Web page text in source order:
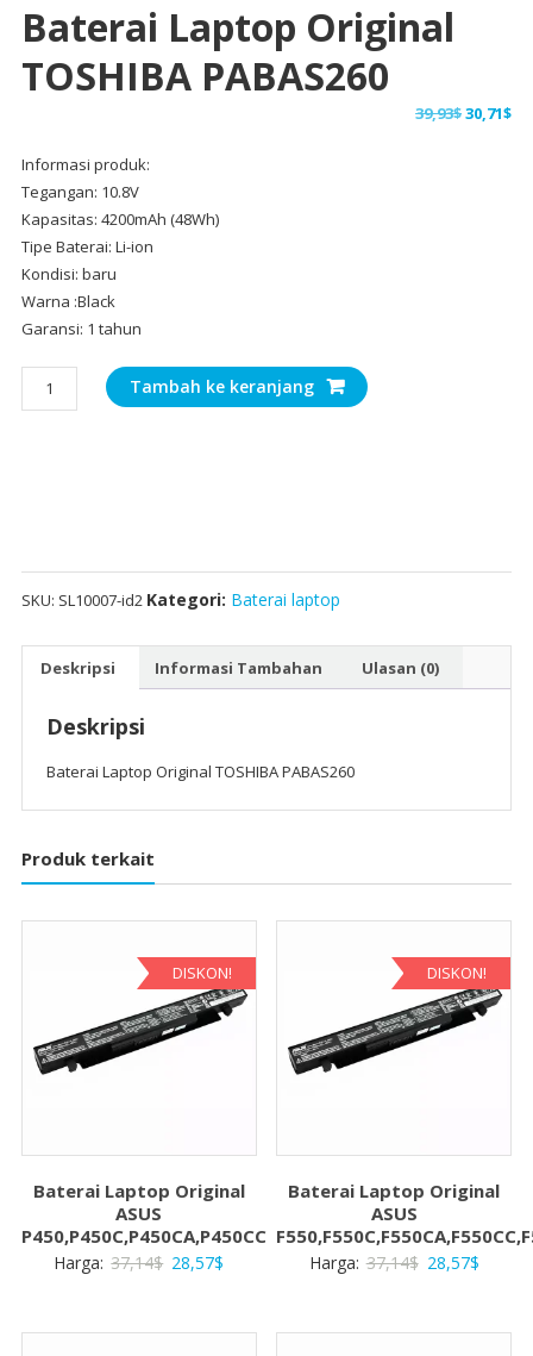
Baterai Laptop Original
TOSHIBA PABAS260
39,93$Harga
30,71$
Informasi produk:
Tegangan: 10.8V
Kapasitas: 4200mAh (48Wh)
Tipe Baterai: Li-ion
Kondisi: baru
Warna :Black
Garansi: 1 tahun
Kuantitas
Baterai
Tambah ke keranjang
SKU: SL10007-id2 Kategori: Baterai laptop
Deskripsi Informasi Tambahan Ulasan (0)
Deskripsi
Baterai Laptop Original TOSHIBA PABAS260
Produk terkait
DISKON!
Baterai Laptop Original
ASUS
P450,P450C,P450CA,P450CC
Harga: 37,14$ Harga
28,57$
DISKON!
Baterai Laptop Original
ASUS
Harga: 37,14$ Harga
28,57$Harga